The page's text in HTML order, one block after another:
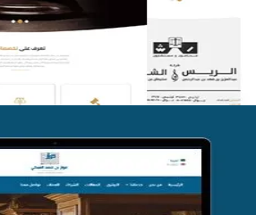
التفاصيل
موقع فواز المبكي